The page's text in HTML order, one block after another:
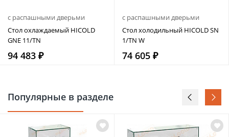
с распашными дверьми
Стол охлаждаемый HICOLD
GNE 11/TN
94 483 ₽
с распашными дверьми
Стол холодильный HICOLD SN
1/TN W
74 605 ₽
Популярные в разделе